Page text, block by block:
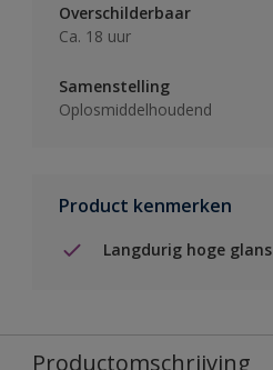
Overschilderbaar
Ca. 18 uur
Samenstelling
Oplosmiddelhoudend
Product kenmerken
Langdurig hoge glans
Productomschrijving